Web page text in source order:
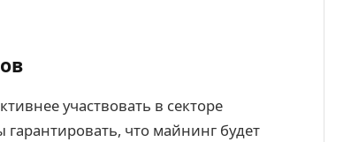
участвовать в секторе
что майнинг будет